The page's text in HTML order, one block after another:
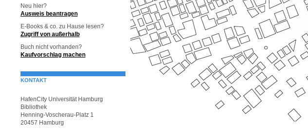
Neu hier?
Ausweis beantragen
E-Books & co. zu Hause lesen?
Zugriff von außerhalb
Buch nicht vorhanden?
Kaufvorschlag machen
KONTAKT
HafenCity Universität Hamburg
Bibliothek
Henning-Voscherau-Platz 1
20457 Hamburg